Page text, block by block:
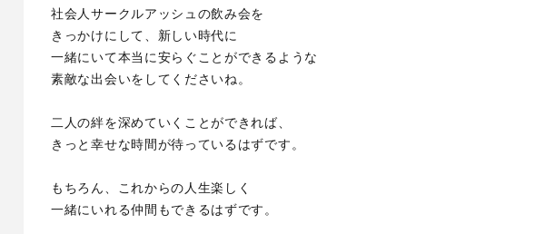
社会人サークルアッシュの飲み会を
きっかけにして、新しい時代に
一緒にいて本当に安らぐことができるような
素敵な出会いをしてくださいね。
二人の絆を深めていくことができれば、
きっと幸せな時間が待っているはずです。
もちろん、これからの人生楽しく
一緒にいれる仲間もできるはずです。